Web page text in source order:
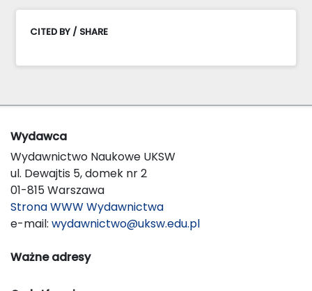
CITED BY / SHARE
Wydawca
Wydawnictwo Naukowe UKSW
ul. Dewajtis 5, domek nr 2
01-815 Warszawa
Strona WWW Wydawnictwa
e-mail: wydawnictwo@uksw.edu.pl
Ważne adresy